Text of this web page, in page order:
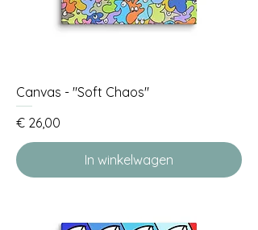
Canvas - "Soft Chaos"
Prijs
€ 26,00
In winkelwagen